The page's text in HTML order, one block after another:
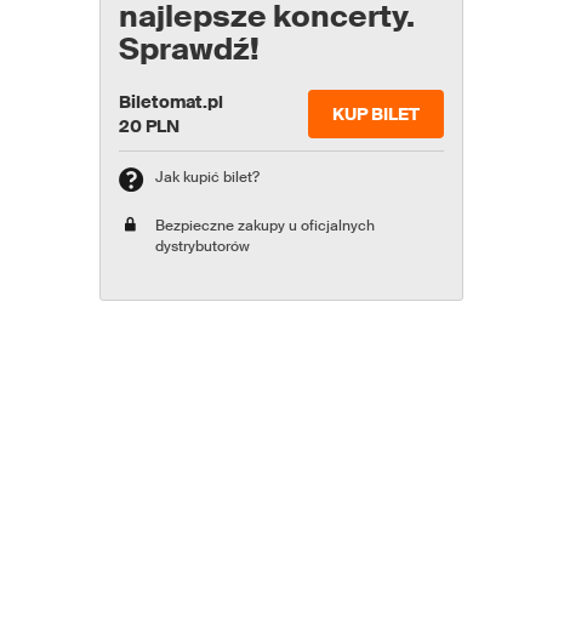
najlepsze koncerty.
Sprawdź!
Biletomat.pl
20 PLN
KUP BILET
Jak kupić bilet?
Bezpieczne zakupy u oficjalnych
dystrybutorów